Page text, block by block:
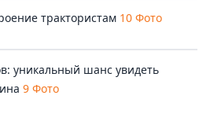
трактористам 10 Фото
уникальный шанс увидеть
9 Фото